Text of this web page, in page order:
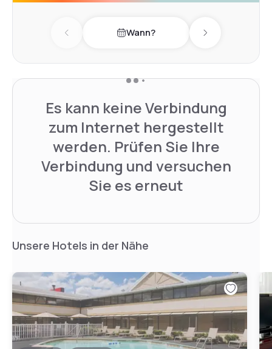
Previous day Wann? Next day
Es kann keine Verbindung
zum Internet hergestellt
werden. Prüfen Sie Ihre
Verbindung und versuchen
Sie es erneut
Unsere Hotels in der Nähe